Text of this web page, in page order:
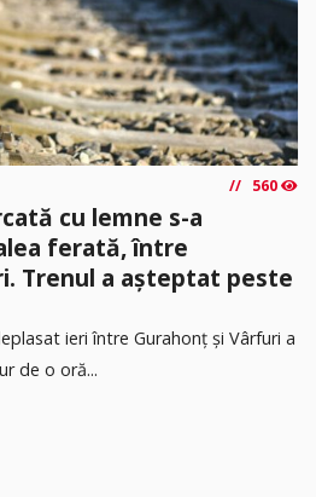
560
cu lemne s-a
ferată, între
Trenul a așteptat peste
ieri între Gurahonț și Vârfuri a
de o oră...